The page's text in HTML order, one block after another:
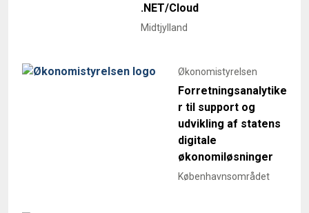
.NET/Cloud
Midtjylland
Økonomistyrelsen
Forretningsanalytike
r til support og
udvikling af statens
digitale
økonomiløsninger
Københavnsområdet